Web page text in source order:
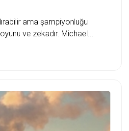
ama şampiyonluğu
ve zekadır. Michael...